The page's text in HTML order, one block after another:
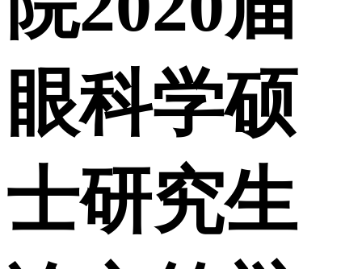
眼科学硕
士研究生